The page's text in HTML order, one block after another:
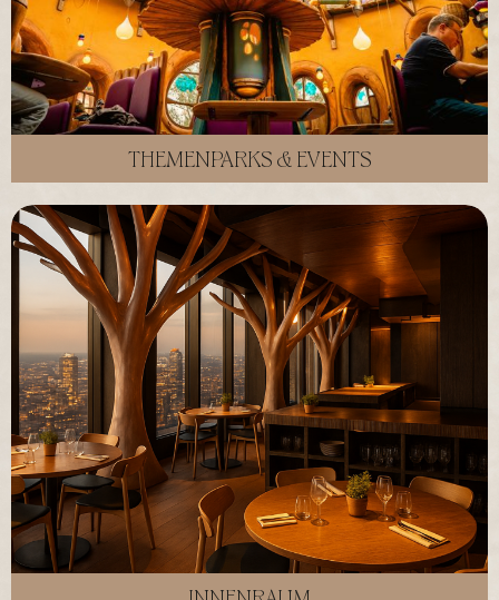
THEMENPARKS & EVENTS